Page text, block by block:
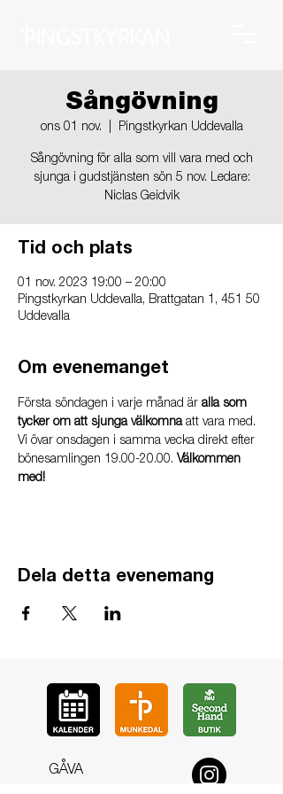
Sångövning
ons 01 nov. Pingstkyrkan Uddevalla
Sångövning för alla som vill vara med och
sjunga i gudstjänsten sön 5 nov. Ledare:
Niclas Geidvik
Tid och plats
01 nov. 2023 19:00 – 20:00
Pingstkyrkan Uddevalla, Brattgatan 1, 451 50
Uddevalla
Om evenemanget
Första söndagen i varje månad är alla som
tycker om att sjunga välkomna att vara med.
Vi övar onsdagen i samma vecka direkt efter
bönesamlingen 19.00-20.00. Välkommen
med!
Dela detta evenemang
GÅVA